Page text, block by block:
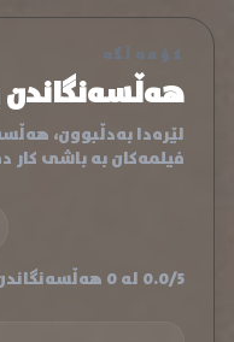
کۆمەڵگە
لێرەدا بەدڵبوون،
فیلمەکان بە باشی کار
0.0/5 لە 0 هەڵسەنگاندن